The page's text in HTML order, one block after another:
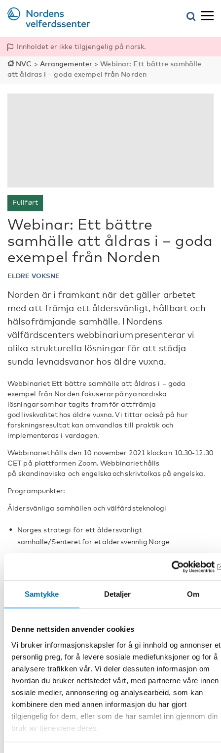
Samtykke Detaljer Om
Denne nettsiden anvender cookies
Vi bruker informasjonskapsler for å gi innhold og annonser et
personlig preg, for å levere sosiale mediefunksjoner og for å
analysere trafikken vår. Vi deler dessuten informasjon om
hvordan du bruker nettstedet vårt, med partnerne våre innen
sosiale medier, annonsering og analysearbeid, som kan
kombinere den med annen informasjon du har gjort
tilgjengelig for dem, eller som de har samlet inn gjennom din
bruk av tjenestene deres.
Innholdet er ikke tilgjengelig på norsk.
NVC > Arrangementer >Webinar: Ett bättre samhälle
att åldras i – goda exempel från Norden
Fullført
Webinar: Ett bättre
samhälle att åldras i – goda
exempel från Norden
ELDRE VOKSNE
Norden är i framkant när det gäller arbetet
med att främja ett åldersvänligt, hållbart och
hälsofrämjande samhälle. I Nordens
välfärdscenters webbinarium presenterar vi
olika strukturella lösningar för att stödja
sunda levnadsvanor hos äldre vuxna.
Webbinariet Ett bättre samhälle att åldras i – goda
exempel från Norden fokuserar på nya nordiska
lösningar som har tagits fram för att främja
god livskvalitet hos äldre vuxna. Vi tittar också på hur
forskningsresultat kan omvandlas till praktik och
implementeras i vardagen.
Webbinariet hålls den 10 november 2021 klockan 10.30-12.30
CET på plattformen Zoom. Webbinariet hålls
på skandinaviska och engelska och skrivtolkas på engelska.
Programpunkter:
Åldersvänliga samhällen och välfärdsteknologi
Norges strategi för ett åldersvänligt
samhälle/Senteret for et aldersvennlig Norge
VälTel Välfärdsteknologi i Nordens Gröna Bälte/
Paneldiskussion med inbjudna gäster
Lösningar för att främja god funktionsförmåga och hälsa
Optimizing functionality.
The Finnish National Programme on Ageing 2030. Age
Äldreinstitutet, Finland
Hur kan forskningsresultat om levnadsvanor omvandlas
till samhällspraktik? Erfarenheter av FINGER-modellen.